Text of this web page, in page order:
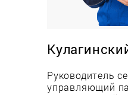
Руководитель
управляющий